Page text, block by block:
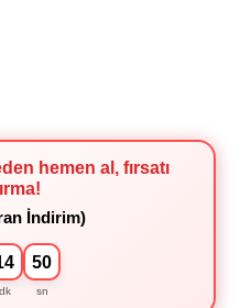
hemen al, fırsatı
İndirim)
dk
49
sn